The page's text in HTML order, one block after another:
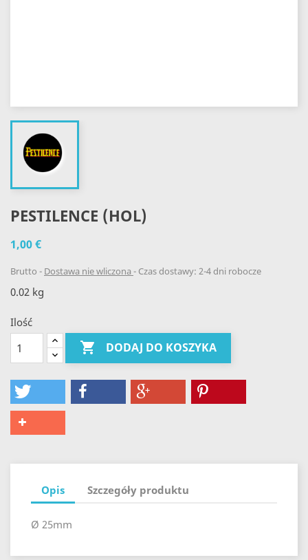
PESTILENCE (HOL)
1,00 €
Brutto Dostawa nie wliczona Czas dostawy: 2-4 dni robocze
0.02 kg
Ilość
 DODAJ DO KOSZYKA
Opis Szczegóły produktu
Ø 25mm